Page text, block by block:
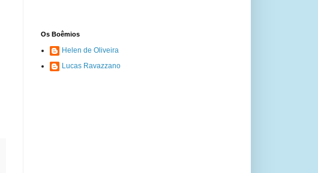
Os Boêmios
Helen de Oliveira
Lucas Ravazzano